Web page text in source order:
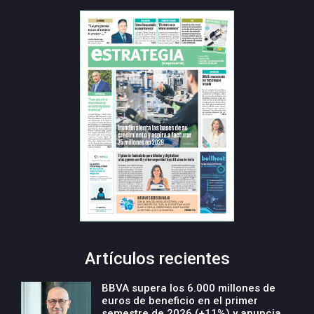
Artículos recientes
BBVA supera los 6.000 millones de
euros de beneficio en el primer